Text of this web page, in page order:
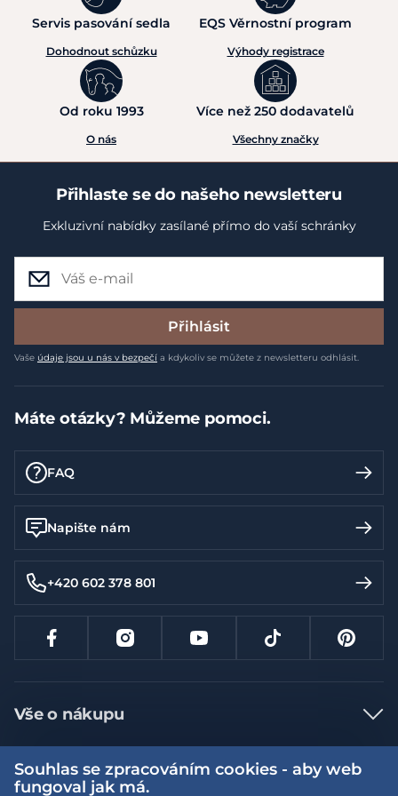
Servis pasování sedla
Dohodnout schůzku
EQS Věrnostní program
Výhody registrace
Od roku 1993
O nás
Více než 250 dodavatelů
Všechny značky
Přihlaste se do našeho newsletteru
Exkluzivní nabídky zasílané přímo do vaší schránky
Přihlásit
Vaše údaje jsou u nás v bezpečí a kdykoliv se můžete z newsletteru odhlásit.
Máte otázky? Můžeme pomoci.
FAQ
Napište nám
+420 602 378 801
Vše o nákupu
Jak nakupovat
Nejčastější dotazy
Více informací
Souhlas se zpracováním cookies - aby web
fungoval jak má.